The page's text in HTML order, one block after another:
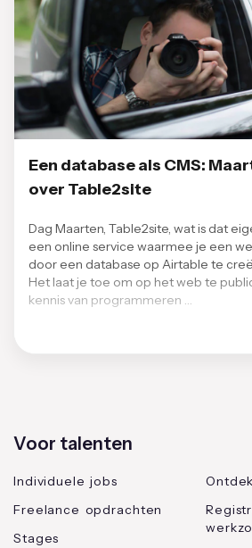
Een database als CMS:
over Table2site
Dag Maarten, Table2site, wat is dat
een online service waarmee je een
door een database op Airtable te
Het laat je toe om op het web te
kennis van programmeren …
Voor talenten
Individuele jobs
Freelance opdrachten
Stages